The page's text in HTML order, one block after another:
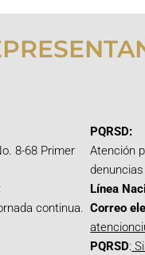
8-68 Primer
continua.
PQRSD:
Atención
denuncias
Línea
Correo
PQRSD: